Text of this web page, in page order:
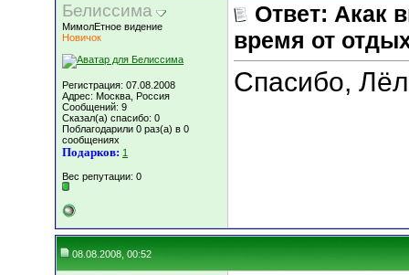
Белиссима
МимолЕтное видение
Новичок
Регистрация: 07.08.2008
Адрес: Москва, Россия
Сообщений: 9
Сказал(а) спасибо: 0
Поблагодарили 0 раз(а) в 0
сообщениях
Подарков: 1
Вес репутации: 0
Ответ: Акак
время от
Спасибо,
08.08.2008, 00:52